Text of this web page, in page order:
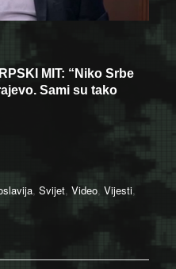
MIT: “Niko Srbe
Sami su tako
,Svijet,Video,Vijesti,